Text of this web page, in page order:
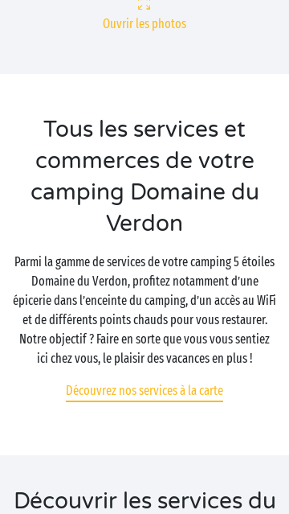
Ouvrir les photos
Tous les services et
commerces de votre
camping Domaine du
Verdon
Parmi la gamme de services de votre camping 5 étoiles
Domaine du Verdon, profitez notamment d’une
épicerie dans l’enceinte du camping, d’un accès au WiFi
et de différents points chauds pour vous restaurer.
Notre objectif ? Faire en sorte que vous vous sentiez
ici chez vous, le plaisir des vacances en plus !
Découvrez nos services à la carte
Découvrir les services du